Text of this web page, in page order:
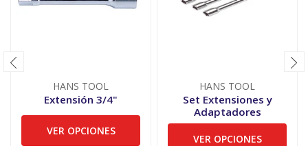
HANS TOOL
Extensión 3/4"
VER OPCIONES
HANS TOOL
Set Extensiones y
Adaptadores
VER OPCIONES